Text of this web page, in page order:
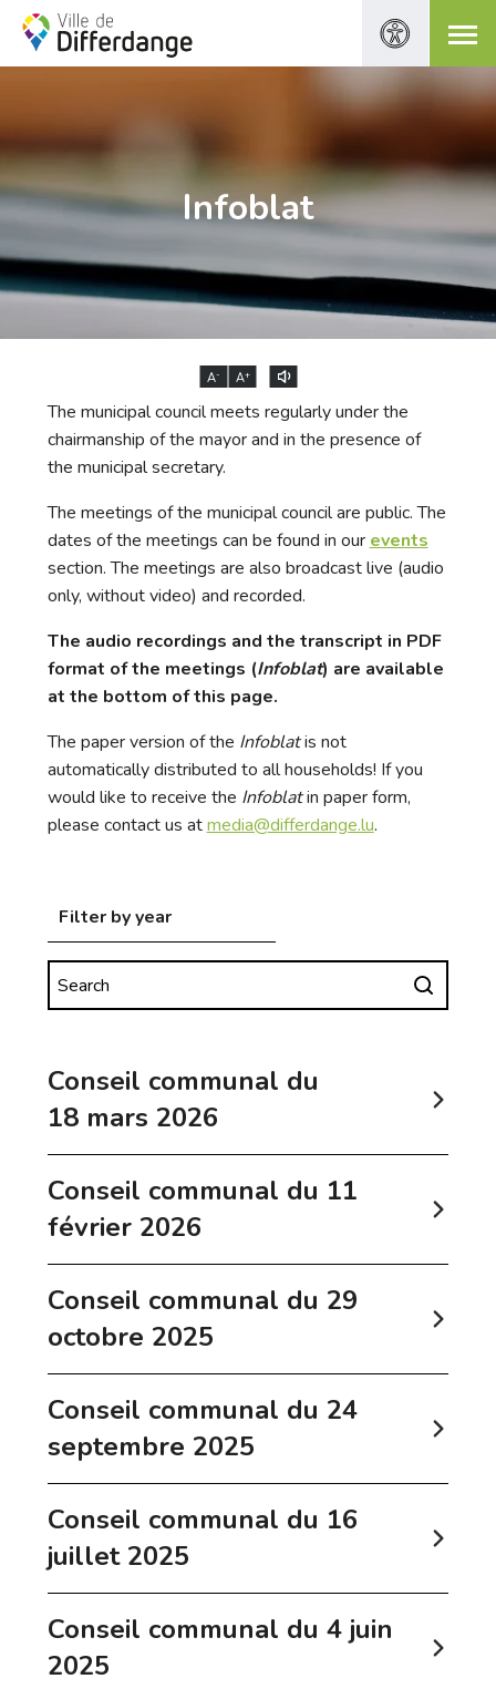
Infoblat
A- A+
The municipal council meets regularly under the
chairmanship of the mayor and in the presence of
the municipal secretary.
The meetings of the municipal council are public. The
dates of the meetings can be found in our events
section. The meetings are also broadcast live (audio
only, without video) and recorded.
The audio recordings and the transcript in PDF
format of the meetings (Infoblat) are available
at the bottom of this page.
The paper version of the Infoblatis not
automatically distributed to all households! If you
would like to receive the Infoblatin paper form,
please contact us atmedia@differdange.lu.
Conseil communal du
18 mars 2026
Conseil communal du 11
février 2026
Conseil communal du 29
octobre 2025
Conseil communal du 24
septembre 2025
Conseil communal du 16
juillet 2025
Conseil communal du 4 juin
2025